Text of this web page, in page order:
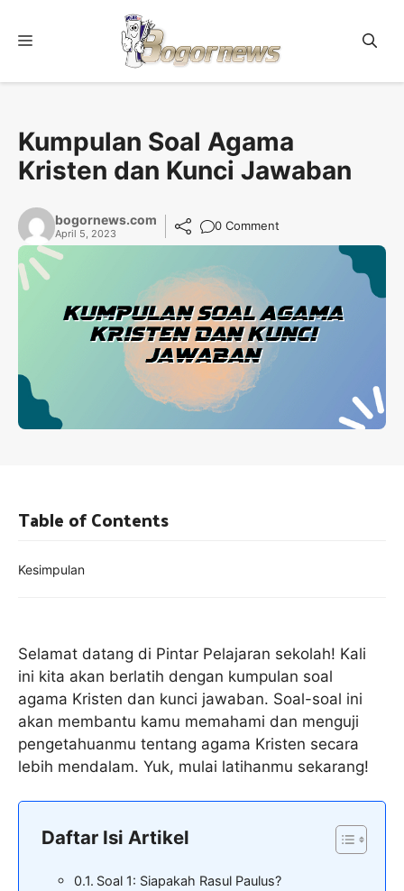
Menu
Kumpulan Soal Agama
Kristen dan Kunci Jawaban
bogornews.com
April 5, 2023
0 Comment
Selamat datang di Pintar Pelajaran sekolah! Kali
ini kita akan berlatih dengan kumpulan soal
agama Kristen dan kunci jawaban. Soal-soal ini
akan membantu kamu memahami dan menguji
pengetahuanmu tentang agama Kristen secara
lebih mendalam. Yuk, mulai latihanmu sekarang!
Daftar Isi Artikel
Soal 1: Siapakah Rasul Paulus?
Table of Contents
Kesimpulan